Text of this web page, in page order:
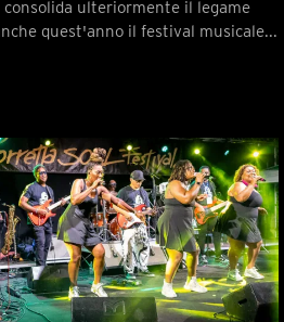
consolida ulteriormente il legame
quest'anno il festival musicale...